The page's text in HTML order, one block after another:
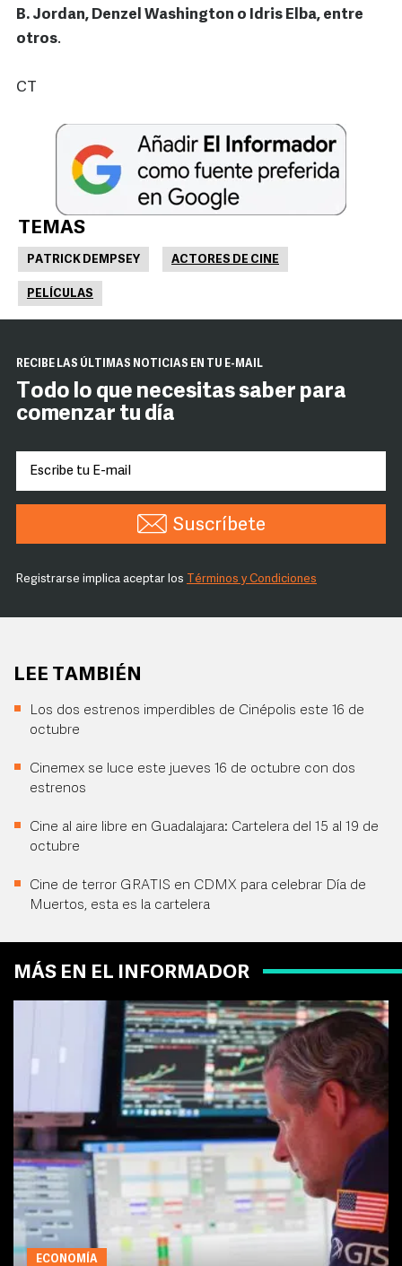
B. Jordan, Denzel Washington o Idris Elba, entre
otros.
CT
TEMAS
PATRICK DEMPSEY ACTORES DE CINE
PELÍCULAS
RECIBE LAS ÚLTIMAS NOTICIAS EN TU E-MAIL
Todo lo que necesitas saber para
comenzar tu día
Suscríbete
Registrarse implica aceptar los Términos y Condiciones
LEE TAMBIÉN
Los dos estrenos imperdibles de Cinépolis este 16 de
octubre
Cinemex se luce este jueves 16 de octubre con dos
estrenos
Cine al aire libre en Guadalajara: Cartelera del 15 al 19 de
octubre
Cine de terror GRATIS en CDMX para celebrar Día de
Muertos, esta es la cartelera
MÁS EN EL INFORMADOR
ECONOMÍA